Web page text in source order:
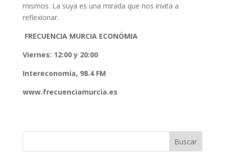
mismos. La suya es una mirada que nos invita a
reflexionar.
FRECUENCIA MURCIA ECONÓMIA
Viernes: 12:00 y 20:00
Intereconomía, 98.4 FM
www.frecuenciamurcia.es
Buscar